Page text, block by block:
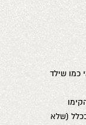
שילד
(שלא